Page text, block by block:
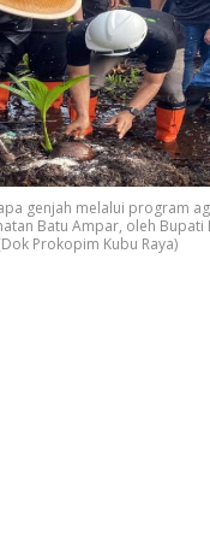
genjah melalui program
Batu Ampar, oleh Bupati
Prokopim Kubu Raya)